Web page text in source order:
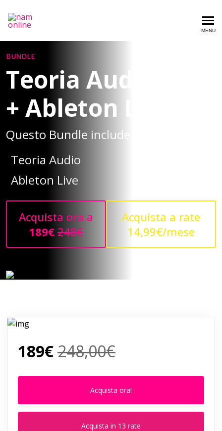
Nam Online MENU
BUNDLE
Teoria Audio
+ Ableton Live
Questo Bundle include 2 videocorsi
Teoria Audio
Ableton Live
Acquista ora a
189€ 248€
Acquista a rate
14,99€/mese
189€248,00€
Acquista ora!
Acquista in 13 rate